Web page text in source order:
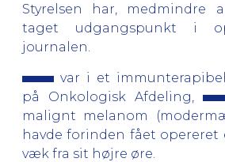
Styrelsen har, medmindre
taget udgangspunkt i
journalen.
var i et
på Onkologisk Afdeling,
malignt melanom
havde forinden fået
væk fra sit højre øre.